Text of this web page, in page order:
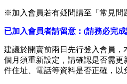
※加入會員若有疑問請至「常見問
已加入會員者請留意：(請務必完
建議於開賣前兩日先行登入會員，
個月須重新設定，請確認是否需更
件住址、電話等資料是否正確，以